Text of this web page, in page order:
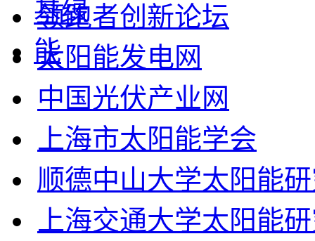
领跑者创新论坛
太阳能发电网
中国光伏产业网
上海市太阳能学会
顺德中山大学太阳能
上海交通大学太阳能